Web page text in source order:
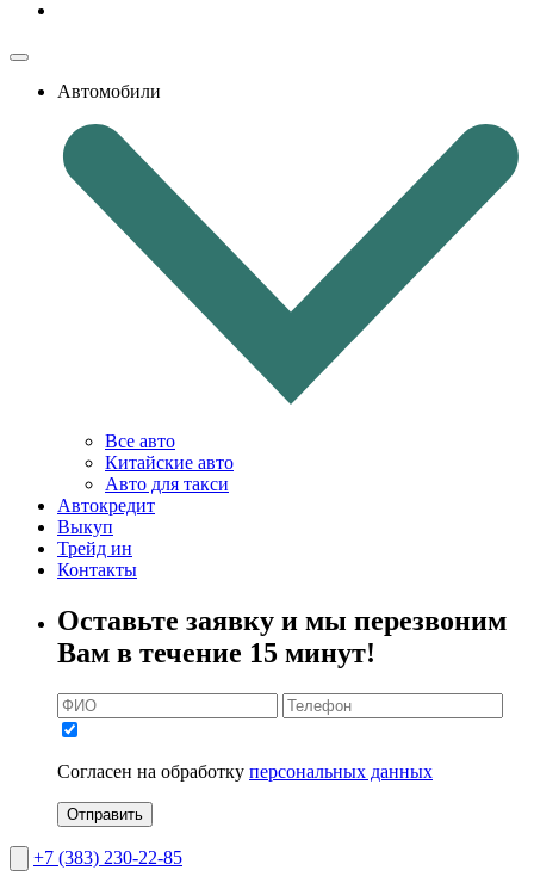
Автомобили
Все авто
Китайские авто
Авто для такси
Автокредит
Выкуп
Трейд ин
Контакты
Оставьте заявку и мы перезвоним
Вам в течение 15 минут!
Согласен на обработку персональных данных
Отправить
+7 (383) 230-22-85